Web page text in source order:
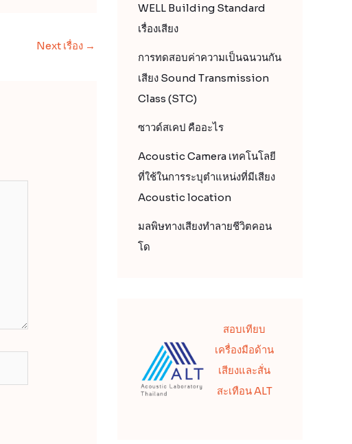
Next เรื่อง →
WELL Building Standard
เรื่องเสียง
การทดสอบค่าความเป็นฉนวนกัน
เสียง Sound Transmission
Class (STC)
ซาวด์สเคป คืออะไร
Acoustic Camera เทคโนโลยี
ที่ใช้ในการระบุตำแหน่งที่มีเสียง
Acoustic location
มลพิษทางเสียงทำลายชีวิตคอน
โด
สอบเทียบ
เครื่องมือด้าน
เสียงและสั่น
สะเทือน ALT